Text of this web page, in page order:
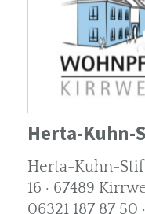
Herta-Kuhn-
Herta-Kuhn-
16 · 67489
06321 187 87